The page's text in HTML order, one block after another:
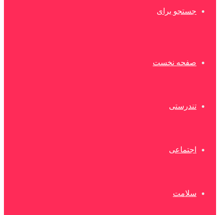
جستجو برای
صفحه نخست
تندرستی
اجتماعی
سلامت